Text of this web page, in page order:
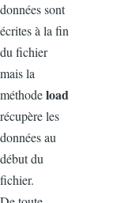
données sont
écrites à la fin
du fichier
mais la
méthodeload
récupère les
données au
début du
fichier.